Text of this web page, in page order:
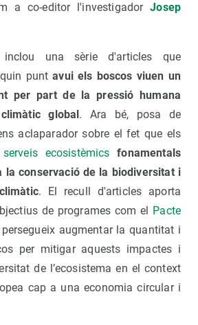
a co-editor l'investigadorJosep
inclou una sèrie d'articles que
puntavui els boscos viuen un
per part de la pressió humana
global . Ara bé, posa de
aclaparador sobre el fet que els
serveis ecosistèmics fonamentals
la conservació de la biodiversitat i
. El recull d'articles aporta
de programes com el Pacte
persegueix augmentar la quantitat i
per mitigar aquests impactes i
de l’ecosistema en el context
cap a una economia circular i